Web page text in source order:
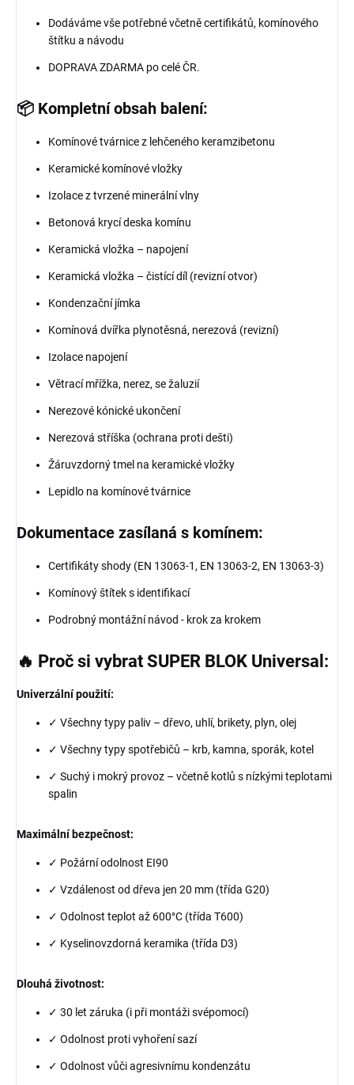
Dodáváme vše potřebné včetně certifikátů, komínového
štítku a návodu
DOPRAVA ZDARMA po celé ČR.
📦 Kompletní obsah balení:
Komínové tvárnice z lehčeného keramzibetonu
Keramické komínové vložky
Izolace z tvrzené minerální vlny
Betonová krycí deska komínu
Keramická vložka – napojení
Keramická vložka – čistící díl (revizní otvor)
Kondenzační jímka
Komínová dvířka plynotěsná, nerezová (revizní)
Izolace napojení
Větrací mřížka, nerez, se žaluzií
Nerezové kónické ukončení
Nerezová stříška (ochrana proti dešti)
Žáruvzdorný tmel na keramické vložky
Lepidlo na komínové tvárnice
Dokumentace zasílaná s komínem:
Certifikáty shody (EN 13063-1, EN 13063-2, EN 13063-3)
Komínový štítek s identifikací
Podrobný montážní návod - krok za krokem
🔥 Proč si vybrat SUPER BLOK Universal:
Univerzální použití:
✓ Všechny typy paliv – dřevo, uhlí, brikety, plyn, olej
✓ Všechny typy spotřebičů – krb, kamna, sporák, kotel
✓ Suchý i mokrý provoz – včetně kotlů s nízkými teplotami
spalin
Maximální bezpečnost:
✓ Požární odolnost EI90
✓ Vzdálenost od dřeva jen 20 mm (třída G20)
✓ Odolnost teplot až 600°C (třída T600)
✓ Kyselinovzdorná keramika (třída D3)
Dlouhá životnost:
✓ 30 let záruka (i při montáži svépomocí)
✓ Odolnost proti vyhoření sazí
✓ Odolnost vůči agresivnímu kondenzátu